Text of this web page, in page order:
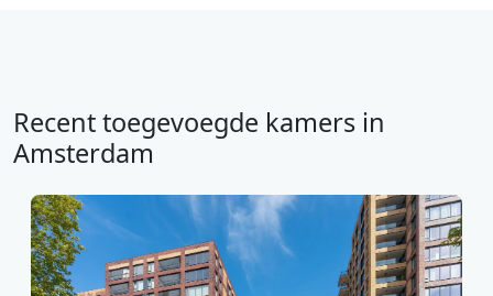
Recent toegevoegde kamers in
Amsterdam